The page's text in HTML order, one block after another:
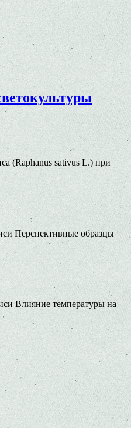
(Raphanus sativus L.) при
Перспективные образцы
Влияние температуры на